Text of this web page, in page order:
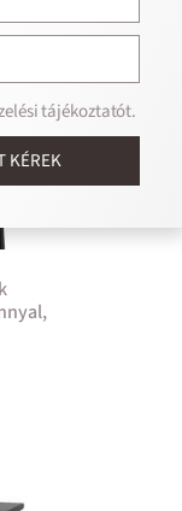
tájékoztatót.
KÉREK